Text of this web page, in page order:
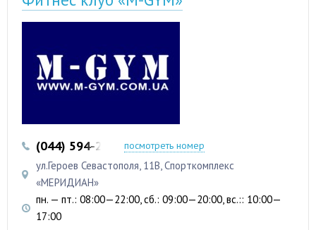
(044) 594-25-35 (096) 062-60-21
посмотреть номер
ул.Героев Севастополя, 11В, Спорткомплекс
«МЕРИДИАН»
пн. — пт.: 08:00—22:00, сб.: 09:00—20:00, вс.:: 10:00—
17:00